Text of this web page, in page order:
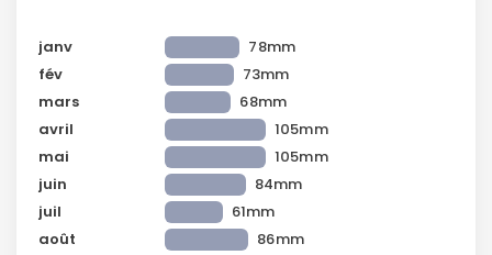
janv
78mm
fév
73mm
mars
68mm
avril
105mm
mai
105mm
juin
84mm
juil
61mm
août
86mm
Continuer avec Apple
ou connectez-vous par mail